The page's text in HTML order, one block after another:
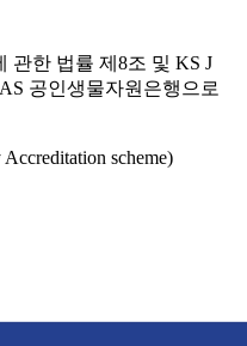
관한 법률 제8조 및 KS J
공인생물자원은행으로
scheme)